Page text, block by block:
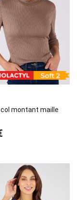
montant maille